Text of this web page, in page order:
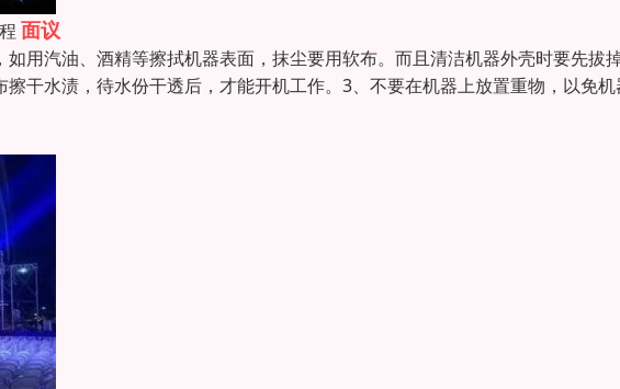
面议
用汽油、酒精等擦拭机器表面，抹尘要用软布。而且清洁机器外壳时要先拔
干水渍，待水份干透后，才能开机工作。3、不要在机器上放置重物，以免机